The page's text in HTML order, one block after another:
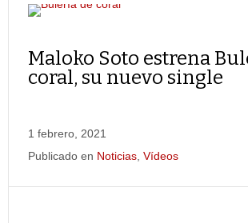
Maloko Soto estrena
coral, su nuevo single
1 febrero, 2021
Publicado en Noticias Vídeos